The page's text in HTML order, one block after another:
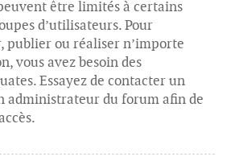
être limités à certains
d’utilisateurs. Pour
publier ou réaliser n’importe
vous avez besoin des
Essayez de contacter un
administrateur du forum afin de